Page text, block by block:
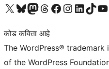
आमच्या X (एक्स) (पूर्वीचे ट्विटर) खात्याला भेट द्या आमच्या ब्लूस्की खात्याला भेट द्या.आमच्या Mastodon खात्याला भेट द्या.आमच्या थ्रेड्स खात्याला भेट द्या. आमच्या फेसबुक पेजला भेट द्या आमच्या इंस्टाग्राम खात्याला भेट द्या आमच्या लिंक्डइन खात्याला भेट द्या आमच्या टिकटॉक अकाउंटला भेट द्या.आमच्या यूट्यूब चॅनेलला भेट द्या
कोड कविता आहे
The WordPress®
of the WordPress